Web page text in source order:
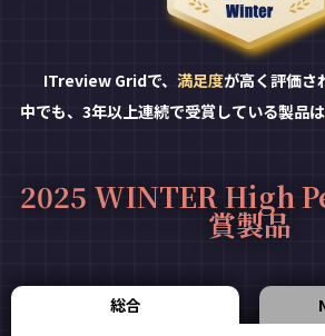
ITreview Gridで、 満足度が高く評価さ
中でも、3年以上連続で受賞している製品は
2025 WINTER High
賞製品
総合